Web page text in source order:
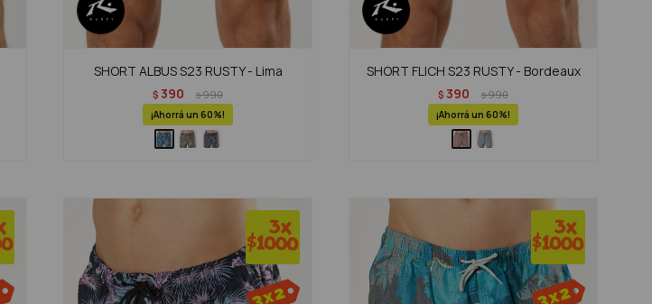
SHORT ALBUS S23 RUSTY - Lima
$ 390 $990
60
SHORT FLICH S23 RUSTY - Bordeaux
$ 390 $990
60